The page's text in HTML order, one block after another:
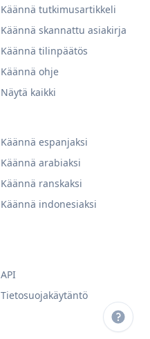
Käännä tutkimusartikkeli
Käännä skannattu asiakirja
Käännä tilinpäätös
Käännä ohje
Näytä kaikki
Käännä espanjaksi
Käännä arabiaksi
Käännä ranskaksi
Käännä indonesiaksi
API
Tietosuojakäytäntö